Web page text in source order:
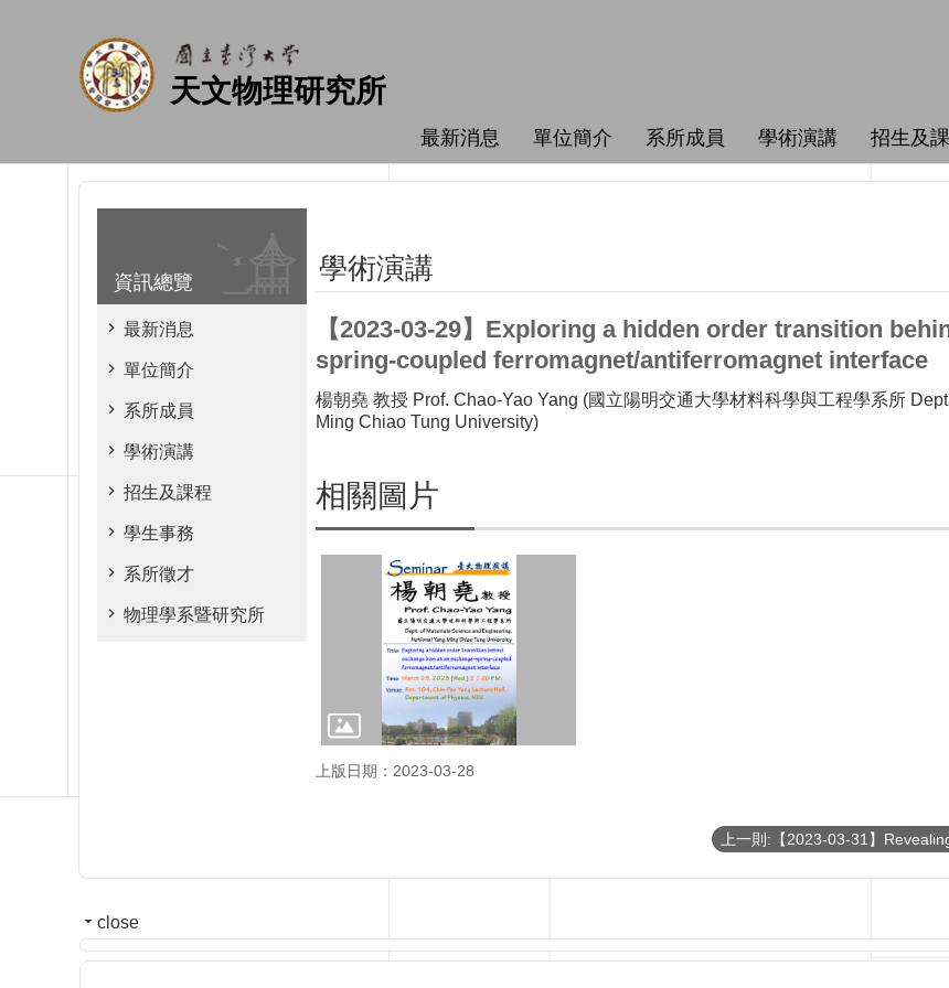
天文物理研究所
最新消息 單位簡介 系所成員 學術演講 招生及
資訊總覽
最新消息
單位簡介
系所成員
學術演講
招生及課程
學生事務
系所徵才
物理學系暨研究所
學術演講
【2023-03-29】Exploring a hidden order transition
spring-coupled ferromagnet/antiferromagnet interface
楊朝堯 教授 Prof. Chao-Yao Yang (國立陽明交通大學材料科學與工程學系所
Ming Chiao Tung University)
相關圖片
上版日期：2023-03-28
close